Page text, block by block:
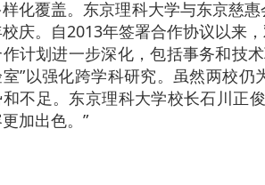
化覆盖。 东京理科大学与东京慈
庆。 自2013年签署合作协议以来
计划进一步深化，包括事务和技
”以强化跨学科研究。虽然两校仍
不足。 东京理科大学校长石川正
加出色。”